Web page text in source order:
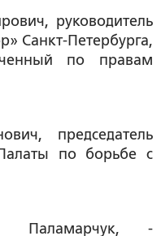
руководитель
Санкт-Петербурга,
по правам
председатель
по борьбе с
Паламарчук, -